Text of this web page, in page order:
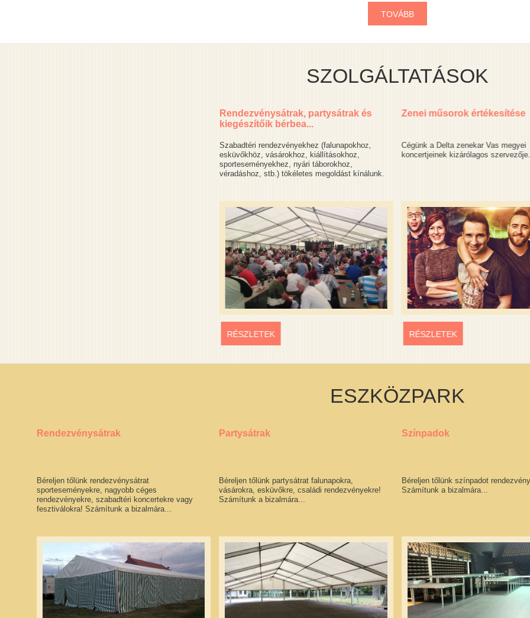
TOVÁBB
SZOLGÁLTATÁSOK
Rendezvénysátrak, partysátrak és
kiegészítőik bérbea...
Szabadtéri rendezvényekhez (falunapokhoz,
esküvőkhöz, vásárokhoz, kiállításokhoz,
sporteseményekhez, nyári táborokhoz,
véradáshoz, stb.) tökéletes megoldást kínálunk.
RÉSZLETEK
Zenei műsorok értékesítése
Cégünk a Delta zenekar Vas megyei
koncertjeinek kizárólagos szervezője.
RÉSZLETEK
ESZKÖZPARK
Rendezvénysátrak
Béreljen tőlünk rendezvénysátrat
sporteseményekre, nagyobb céges
rendezvényekre, szabadtéri koncertekre vagy
fesztiválokra! Számítunk a bizalmára...
Partysátrak
Béreljen tőlünk partysátrat falunapokra,
vásárokra, esküvőkre, családi rendezvényekre!
Számítunk a bizalmára...
Színpadok
Béreljen tőlünk színpadot
Számítunk a bizalmára...